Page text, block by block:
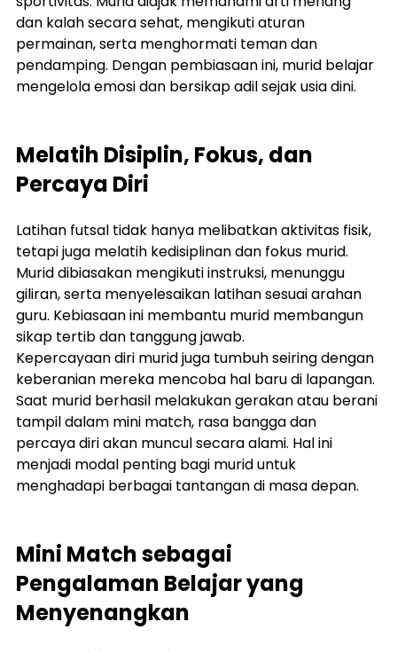
dan kalah secara sehat, mengikuti aturan
permainan, serta menghormati teman dan
pendamping. Dengan pembiasaan ini, murid belajar
mengelola emosi dan bersikap adil sejak usia dini.
Melatih Disiplin, Fokus, dan
Percaya Diri
Latihan futsal tidak hanya melibatkan aktivitas fisik,
tetapi juga melatih kedisiplinan dan fokus murid.
Murid dibiasakan mengikuti instruksi, menunggu
giliran, serta menyelesaikan latihan sesuai arahan
guru. Kebiasaan ini membantu murid membangun
sikap tertib dan tanggung jawab.
Kepercayaan diri murid juga tumbuh seiring dengan
keberanian mereka mencoba hal baru di lapangan.
Saat murid berhasil melakukan gerakan atau berani
tampil dalam mini match, rasa bangga dan
percaya diri akan muncul secara alami. Hal ini
menjadi modal penting bagi murid untuk
menghadapi berbagai tantangan di masa depan.
Mini Match sebagai
Pengalaman Belajar yang
Menyenangkan